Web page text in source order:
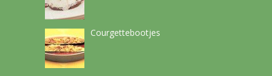
Courgettebootjes